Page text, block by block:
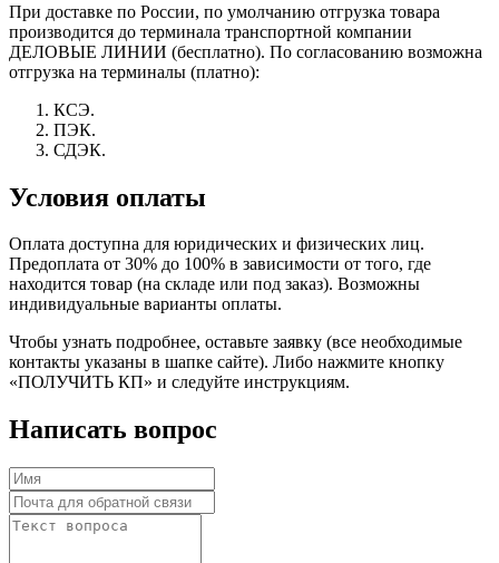
При доставке по России, по умолчанию отгрузка товара
производится до терминала транспортной компании
ДЕЛОВЫЕ ЛИНИИ (бесплатно). По согласованию возможна
отгрузка на терминалы (платно):
КСЭ.
ПЭК.
СДЭК.
Условия оплаты
Оплата доступна для юридических и физических лиц.
Предоплата от 30% до 100% в зависимости от того, где
находится товар (на складе или под заказ). Возможны
индивидуальные варианты оплаты.
Чтобы узнать подробнее, оставьте заявку (все необходимые
контакты указаны в шапке сайте). Либо нажмите кнопку
«ПОЛУЧИТЬ КП» и следуйте инструкциям.
Написать вопрос